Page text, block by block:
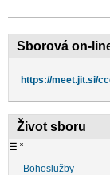
Sborová on-
https://meet.jit.si/
Život sboru
☰ ˟
Bohoslužby